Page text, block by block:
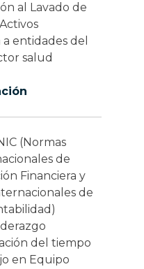
al Lavado de
Activos
entidades del
salud
(Normas
de
Financiera y
de
del tiempo
en Equipo